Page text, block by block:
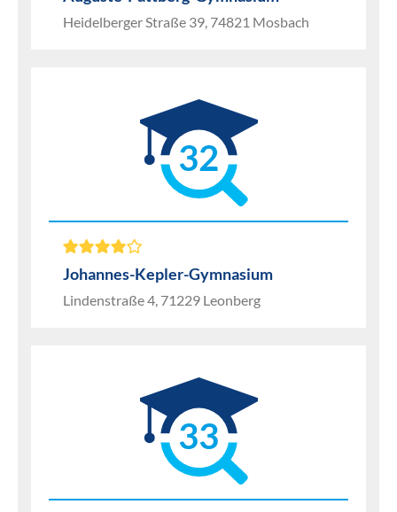
Heidelberger Straße 39, 74821 Mosbach
32
Johannes-Kepler-Gymnasium
Lindenstraße 4, 71229 Leonberg
33